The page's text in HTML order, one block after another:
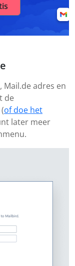
Mail.de adres en
de
of doe het
later meer